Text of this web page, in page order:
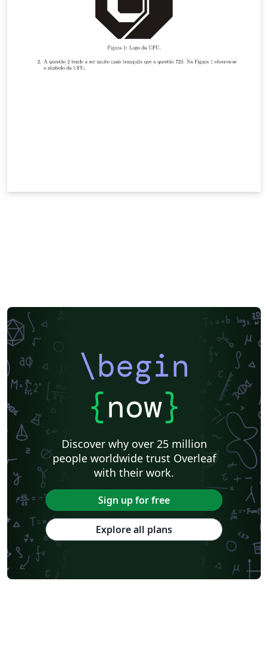
\begin
{now}
Discover why over 25 million
people worldwide trust Overleaf
with their work.
Sign up for free
Explore all plans